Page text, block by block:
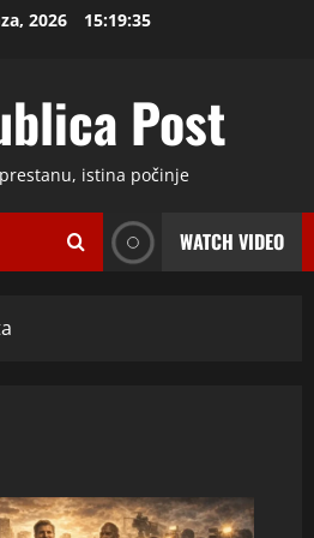
2026 15:19:35
Post
istina počinje
WATCH VIDEO